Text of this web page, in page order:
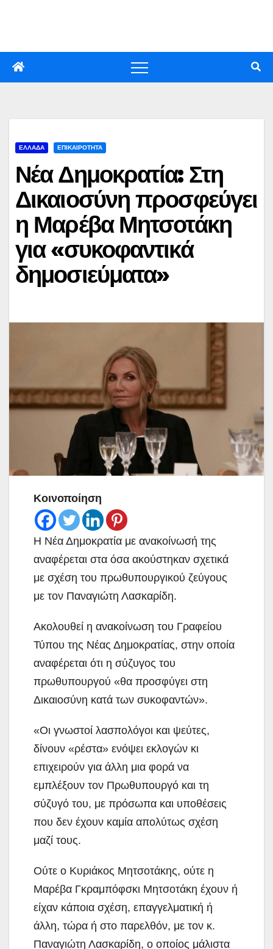
ΕΛΛΑΔΑ ΕΠΙΚΑΙΡΟΤΗΤΑ
Νέα Δημοκρατία: Στη
Δικαιοσύνη προσφεύγει
η Μαρέβα Μητσοτάκη
για «συκοφαντικά
δημοσιεύματα»
Κοινοποίηση
Η Νέα Δημοκρατία με ανακοίνωσή της
αναφέρεται στα όσα ακούστηκαν σχετικά
με σχέση του πρωθυπουργικού ζεύγους
με τον Παναγιώτη Λασκαρίδη.
Ακολουθεί η ανακοίνωση του Γραφείου
Τύπου της Νέας Δημοκρατίας, στην οποία
αναφέρεται ότι η σύζυγος του
πρωθυπουργού «θα προσφύγει στη
Δικαιοσύνη κατά των συκοφαντών».
«Οι γνωστοί λασπολόγοι και ψεύτες,
δίνουν «ρέστα» ενόψει εκλογών κι
επιχειρούν για άλλη μια φορά να
εμπλέξουν τον Πρωθυπουργό και τη
σύζυγό του, με πρόσωπα και υποθέσεις
που δεν έχουν καμία απολύτως σχέση
μαζί τους.
Ούτε ο Κυριάκος Μητσοτάκης, ούτε η
Μαρέβα Γκραμπόφσκι Μητσοτάκη έχουν ή
είχαν κάποια σχέση, επαγγελματική ή
άλλη, τώρα ή στο παρελθόν, με τον κ.
Παναγιώτη Λασκαρίδη, ο οποίος μάλιστα